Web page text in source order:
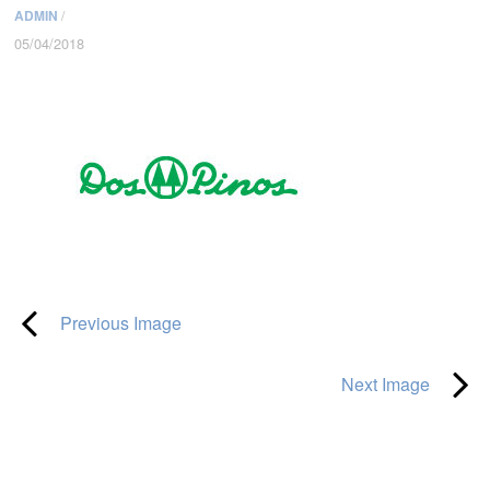
ADMIN /
05/04/2018
Previous Image
Next Image